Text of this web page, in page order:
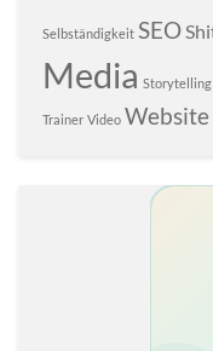
Selbständigkeit SEO
Media Storytelling
Trainer Video Website